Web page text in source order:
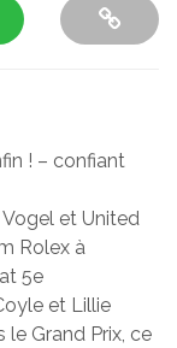
! – confiant
et United
Rolex à
5e
et Lillie
le Grand Prix, ce